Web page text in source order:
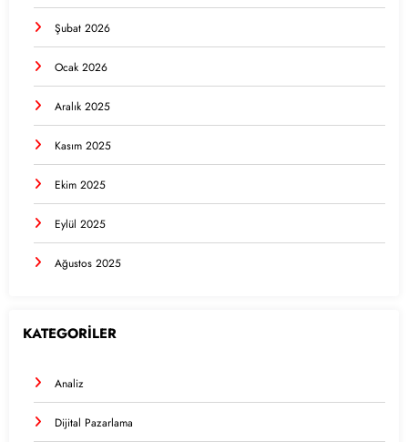
Şubat 2026
Ocak 2026
Aralık 2025
Kasım 2025
Ekim 2025
Eylül 2025
Ağustos 2025
KATEGORİLER
Analiz
Dijital Pazarlama